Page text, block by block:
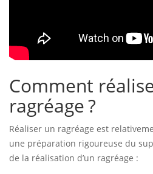
Comment
ragréage ?
Réaliser un ragréage est
une préparation rigoureuse du
de la réalisation d’un ragréage :